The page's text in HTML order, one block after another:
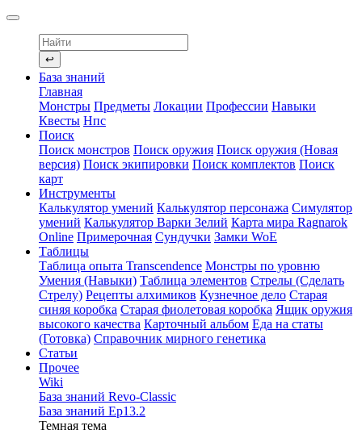
↩
База знаний
Главная
Монстры Предметы Локации Профессии Навыки
Квесты Нпс
Поиск
Поиск монстров Поиск оружия Поиск оружия (Новая
версия) Поиск экипировки Поиск комплектов Поиск
карт
Инструменты
Калькулятор умений Калькулятор персонажа Симулятор
умений Калькулятор Варки Зелий Карта мира Ragnarok
Online Примерочная Сундучки Замки WoE
Таблицы
Таблица опыта Transcendence Монстры по уровню
Умения (Навыки) Таблица элементов Стрелы (Сделать
Стрелу) Рецепты алхимиков Кузнечное дело Старая
синяя коробка Старая фиолетовая коробка Ящик оружия
высокого качества Карточный альбом Еда на статы
(Готовка) Справочник мирного генетика
Статьи
Прочее
Wiki
База знаний Revo-Classic
База знаний Ep13.2
Темная тема